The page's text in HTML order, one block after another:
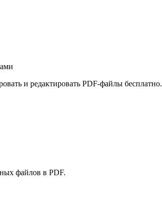
и редактировать PDF-файлы бесплатно.
файлов в PDF.